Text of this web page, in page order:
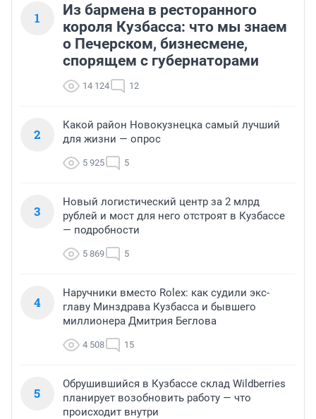
1
Из бармена в ресторанного
короля Кузбасса: что мы знаем
о Печерском, бизнесмене,
спорящем с губернаторами
14 124 12
2
Какой район Новокузнецка самый лучший
для жизни — опрос
5 925 5
3
Новый логистический центр за 2 млрд
рублей и мост для него отстроят в Кузбассе
— подробности
5 869 5
4
Наручники вместо Rolex: как судили экс-
главу Минздрава Кузбасса и бывшего
миллионера Дмитрия Беглова
4 508 15
5
Обрушившийся в Кузбассе склад Wildberries
планирует возобновить работу — что
происходит внутри